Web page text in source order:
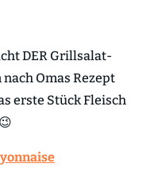
DER Grillsalat-
Omas Rezept
erste Stück Fleisch